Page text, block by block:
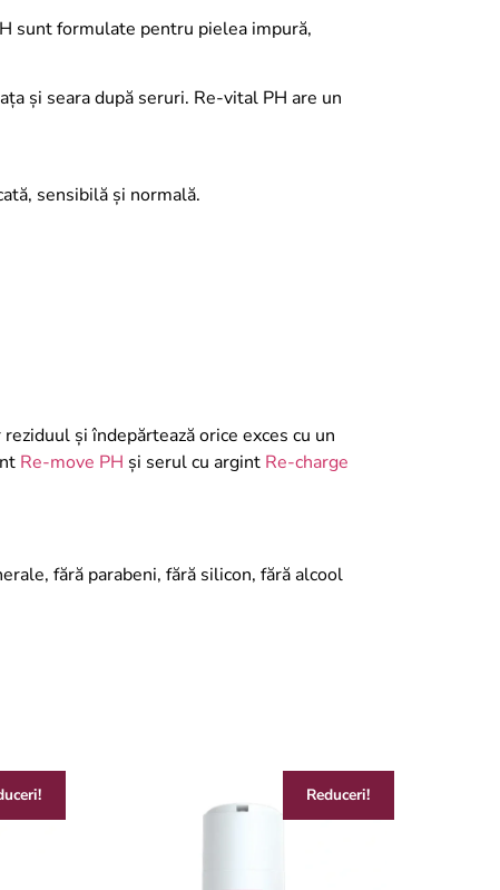
sunt formulate pentru pielea impură,
și seara după seruri. Re-vital PH are un
sensibilă și normală.
și îndepărtează orice exces cu un
Re-move PH şi serul cu argint Re-charge
fără parabeni, fără silicon, fără alcool
Reduceri!